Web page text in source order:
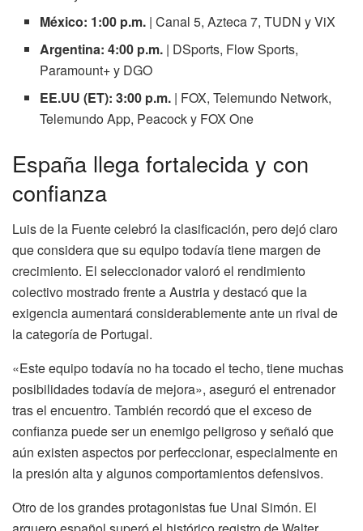
México: 1:00 p.m. | Canal 5, Azteca 7, TUDN y ViX
Argentina: 4:00 p.m. | DSports, Flow Sports,
Paramount+ y DGO
EE.UU (ET): 3:00 p.m. | FOX, Telemundo Network,
Telemundo App, Peacock y FOX One
España llega fortalecida y con
confianza
Luis de la Fuente celebró la clasificación, pero dejó claro
que considera que su equipo todavía tiene margen de
crecimiento. El seleccionador valoró el rendimiento
colectivo mostrado frente a Austria y destacó que la
exigencia aumentará considerablemente ante un rival de
la categoría de Portugal.
«Este equipo todavía no ha tocado el techo, tiene muchas
posibilidades todavía de mejora», aseguró el entrenador
tras el encuentro. También recordó que el exceso de
confianza puede ser un enemigo peligroso y señaló que
aún existen aspectos por perfeccionar, especialmente en
la presión alta y algunos comportamientos defensivos.
Otro de los grandes protagonistas fue Unai Simón. El